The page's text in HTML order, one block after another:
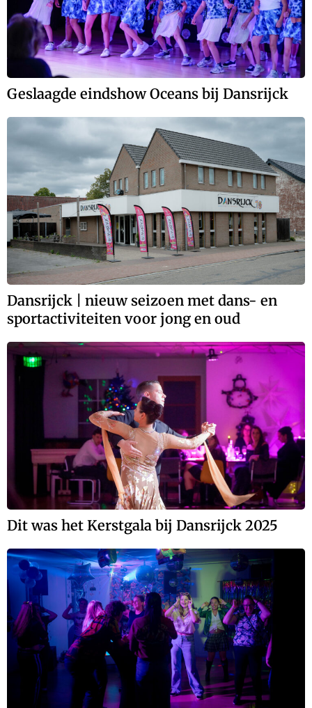
Geslaagde eindshow Oceans bij Dansrijck
Dansrijck | nieuw seizoen met dans- en
sportactiviteiten voor jong en oud
Dit was het Kerstgala bij Dansrijck 2025